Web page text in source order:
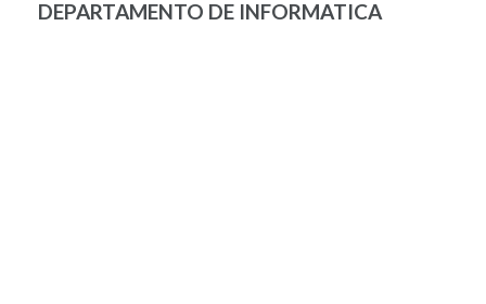
DEPARTAMENTO DE INFORMATICA